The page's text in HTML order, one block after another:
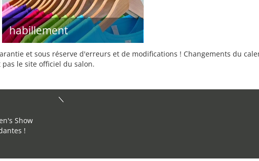
habillement
et sous réserve d'erreurs et de modifications ! Changements du
pas le site officiel du salon.
Show
!